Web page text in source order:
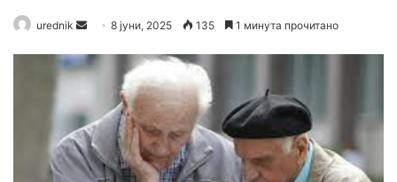
urednik
n
a
n
e
m
8 јуни, 2025 135 1 минута прочитано